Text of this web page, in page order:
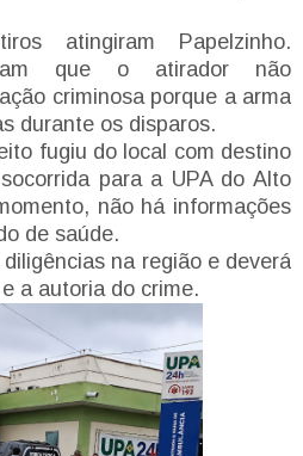
atingiram Papelzinho.
que o atirador não
criminosa porque a arma
durante os disparos.
fugiu do local com destino
para a UPA do Alto
não há informações
de saúde.
na região e deverá
a autoria do crime.